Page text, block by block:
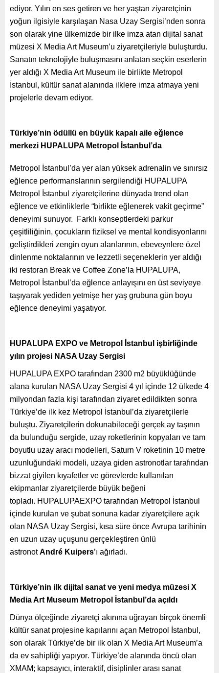
ediyor. Yılın en ses getiren ve her yaştan ziyaretçinin
yoğun ilgisiyle karşılaşan Nasa Uzay Sergisi’nden sonra
son olarak yine ülkemizde bir ilke imza atan dijital sanat
müzesi X Media Art Museum’u ziyaretçileriyle buluşturdu.
Sanatın teknolojiyle buluşmasını anlatan seçkin eserlerin
yer aldığı X Media Art Museum ile birlikte Metropol
İstanbul, kültür sanat alanında ilklere imza atmaya yeni
projelerle devam ediyor.
Türkiye’nin ödüllü en büyük kapalı aile eğlence
merkezi HUPALUPA Metropol İstanbul’da
Metropol İstanbul’da yer alan yüksek adrenalin ve sınırsız
eğlence performanslarının sergilendiği HUPALUPA
Metropol İstanbul ziyaretçilerine dünyada trend olan
eğlence ve etkinliklerle “birlikte eğlenerek vakit geçirme”
deneyimi sunuyor. Farklı konseptlerdeki parkur
çeşitliliğinin, çocukların fiziksel ve mental kondisyonlarını
geliştirdikleri zengin oyun alanlarının, ebeveynlere özel
dinlenme noktalarının ve lezzetli seçeneklerin yer aldığı
iki restoran Break ve Coffee Zone’la HUPALUPA,
Metropol İstanbul’da eğlence anlayışını en üst seviyeye
taşıyarak yediden yetmişe her yaş grubuna gün boyu
eğlence deneyimi yaşatıyor.
HUPALUPA EXPO ve Metropol İstanbul işbirliğinde
yılın projesi NASA Uzay Sergisi
HUPALUPA EXPO tarafından 2300 m2 büyüklüğünde
alana kurulan NASA Uzay Sergisi 4 yıl içinde 12 ülkede 4
milyondan fazla kişi tarafından ziyaret edildikten sonra
Türkiye’de ilk kez Metropol İstanbul’da ziyaretçilerle
buluştu. Ziyaretçilerin dokunabileceği gerçek ay taşının
da bulunduğu sergide, uzay roketlerinin kopyaları ve tam
boyutlu uzay aracı modelleri, Saturn V roketinin 10 metre
uzunluğundaki modeli, uzaya giden astronotlar tarafından
bizzat giyilen kıyafetler ve görevlerde kullanılan
ekipmanlar ziyaretçilerde büyük beğeni
topladı. HUPALUPAEXPO tarafından Metropol İstanbul
içinde kurulan ve şubat sonuna kadar ziyaretçilere açık
olan NASA Uzay Sergisi, kısa süre önce Avrupa tarihinin
en uzun uzay uçuşunu gerçekleştiren ünlü
astronotAndré Kuipers’ı ağırladı.
Türkiye’nin ilk dijital sanat ve yeni medya müzesi X
Media Art Museum Metropol İstanbul’da açıldı
Dünya ölçeğinde ziyaretçi akınına uğrayan birçok önemli
kültür sanat projesine kapılarını açan Metropol İstanbul,
son olarak Türkiye’de bir ilk olan X Media Art Museum’a
da ev sahipliği yapıyor. Türkiye’de alanında öncü olan
XMAM; kapsayıcı, interaktif, disiplinler arası sanat